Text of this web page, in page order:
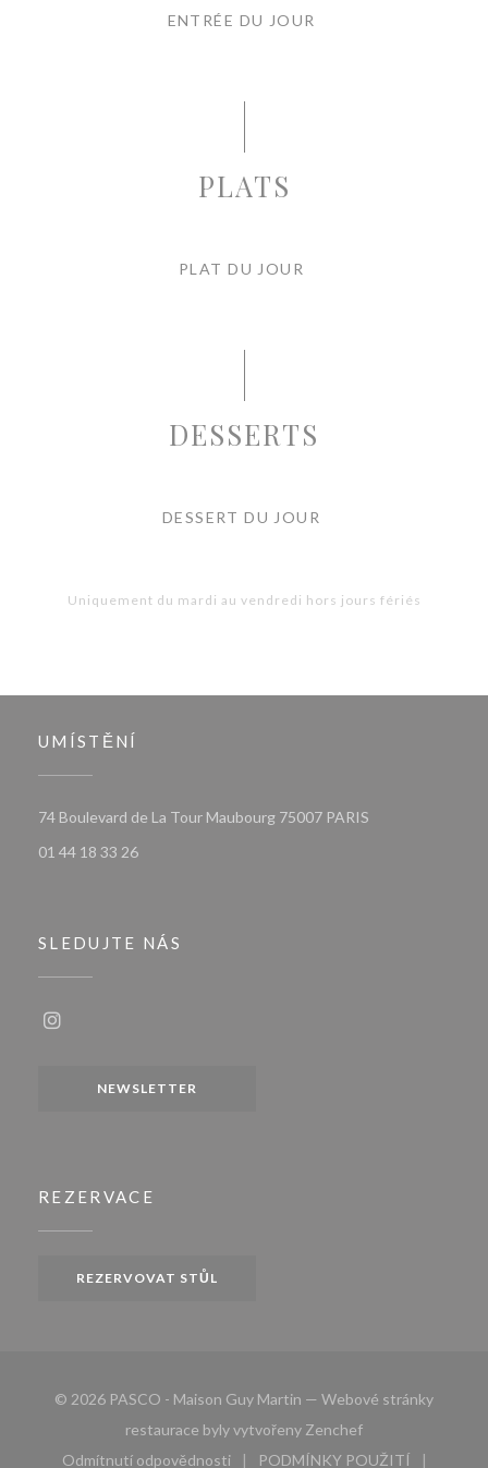
ENTRÉE DU JOUR
PLATS
PLAT DU JOUR
DESSERTS
DESSERT DU JOUR
Uniquement du mardi au vendredi hors jours fériés
UMÍSTĚNÍ
74 Boulevard de La Tour Maubourg 75007 PARIS
01 44 18 33 26
SLEDUJTE NÁS
NEWSLETTER
REZERVACE
REZERVOVAT STŮL
© 2026 PASCO - Maison Guy Martin — Webové stránky
restaurace byly vytvořeny Zenchef((otevře se v
Odmítnutí odpovědnosti
PODMÍNKY POUŽITÍ